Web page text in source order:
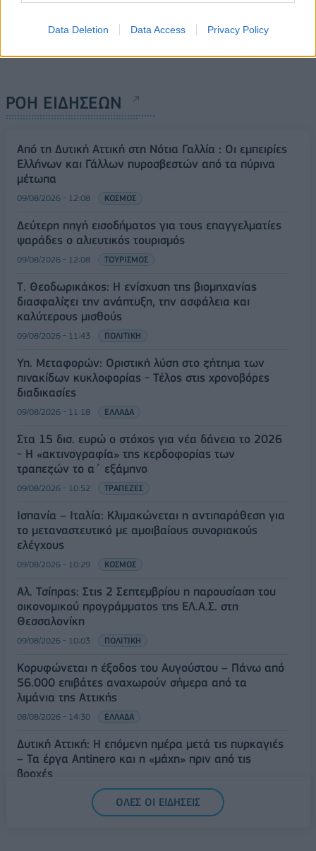
Data Deletion Data Access Privacy Policy
ΡΟΗ ΕΙΔΗΣΕΩΝ
Από τη Δυτική Αττική στη Νότια Γαλλία : Οι εμπειρίες
Ελλήνων και Γάλλων πυροσβεστών από τα πύρινα
μέτωπα
09/08/2026 - 12:08 ΚΟΣΜΟΣ
Δεύτερη πηγή εισοδήματος για τους επαγγελματίες
ψαράδες ο αλιευτικός τουρισμός
09/08/2026 - 12:08 ΤΟΥΡΙΣΜΟΣ
Τ. Θεοδωρικάκος: Η ενίσχυση της βιομηχανίας
διασφαλίζει την ανάπτυξη, την ασφάλεια και
καλύτερους μισθούς
09/08/2026 - 11:43 ΠΟΛΙΤΙΚΗ
Υπ. Μεταφορών: Οριστική λύση στο ζήτημα των
πινακίδων κυκλοφορίας - Τέλος στις χρονοβόρες
διαδικασίες
09/08/2026 - 11:18 ΕΛΛΑΔΑ
Στα 15 δισ. ευρώ ο στόχος για νέα δάνεια το 2026
- Η «ακτινογραφία» της κερδοφορίας των
τραπεζών το α΄ εξάμηνο
09/08/2026 - 10:52 ΤΡΑΠΕΖΕΣ
Ισπανία – Ιταλία: Κλιμακώνεται η αντιπαράθεση για
το μεταναστευτικό με αμοιβαίους συνοριακούς
ελέγχους
09/08/2026 - 10:29 ΚΟΣΜΟΣ
Αλ. Τσίπρας: Στις 2 Σεπτεμβρίου η παρουσίαση του
οικονομικού προγράμματος της ΕΛ.Α.Σ. στη
Θεσσαλονίκη
09/08/2026 - 10:03 ΠΟΛΙΤΙΚΗ
Κορυφώνεται η έξοδος του Αυγούστου – Πάνω από
56.000 επιβάτες αναχωρούν σήμερα από τα
λιμάνια της Αττικής
08/08/2026 - 14:30 ΕΛΛΑΔΑ
Δυτική Αττική: Η επόμενη ημέρα μετά τις πυρκαγιές
– Τα έργα Antinero και η «μάχη» πριν από τις
βροχές
ΕΛΛΑΔΑ
Ειδικό Χωροταξικό για τον Τουρισμό: Οι νέοι
ΟΛΕΣ ΟΙ ΕΙΔΗΣΕΙΣ